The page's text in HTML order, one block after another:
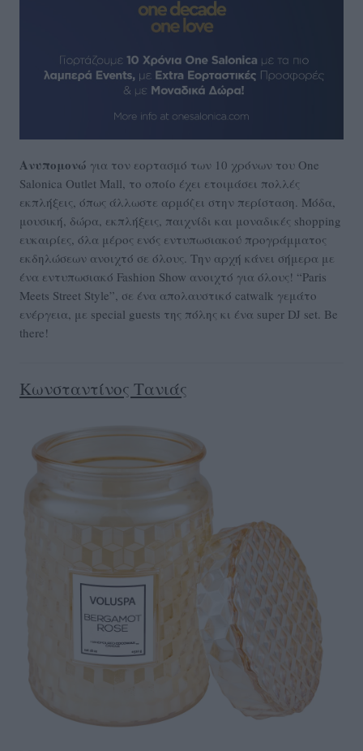
Ανυπομονώ για τον εορτασμό των 10 χρόνων του One
Salonica Outlet Mall, το οποίο έχει ετοιμάσει πολλές
εκπλήξεις, όπως άλλωστε αρμόζει στην περίσταση. Μόδα,
μουσική, δώρα, εκπλήξεις, παιχνίδι και μοναδικές shopping
ευκαιρίες, όλα μέρος ενός εντυπωσιακού προγράμματος
εκδηλώσεων ανοιχτό σε όλους. Την αρχή κάνει σήμερα με
ένα εντυπωσιακό Fashion Show ανοιχτό για όλους! “Paris
Μeets Street Style”, σε ένα απολαυστικό catwalk γεμάτο
ενέργεια, με special guests της πόλης κι ένα super DJ set. Be
there!
Κωνσταντίνος Τανιάς